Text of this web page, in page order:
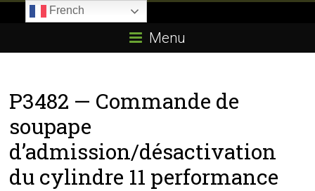
E85.com
passion
boîtier
éthanol
Menu
P3482 — Commande de
soupape
d’admission/désactivation
du cylindre 11 performance
French